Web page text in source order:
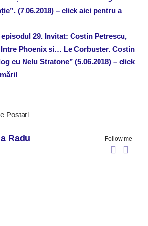
(7.06.2018) – click aici pentru a
episodul 29. Invitat: Costin Petrescu,
Phoenix si… Le Corbuster. Costin
cu Nelu Stratone” (5.06.2018) – click
Postari
Follow me
Radu